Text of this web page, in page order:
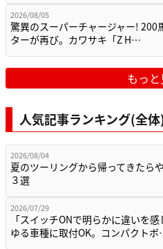
「スイッチONで明らかに違いを
ゆる車種に取付OK。コンパクト
2026/08/05
驚異のスーパーチャージャー! 200
ターが再び。カワサキ「Z H…
ブレンボ6基のカブ!? 脳がバグる異
ムから、最新Eクラッチ搭載のC…
2026/07/31
4気筒全盛期に挑んだ2気筒の意地
到した”アマチュアレースの甲子…
最新の関連記事(新型バ